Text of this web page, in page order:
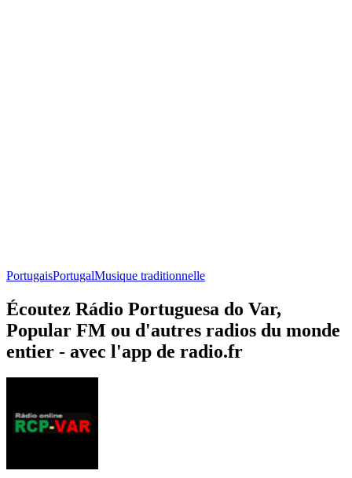
PortugaisPortugalMusique traditionnelle
Écoutez Rádio Portuguesa do Var,
Popular FM ou d'autres radios du monde
entier - avec l'app de radio.fr